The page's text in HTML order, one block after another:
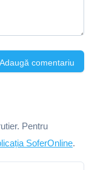
Adaugă comentariu
Pentru
SoferOnline.